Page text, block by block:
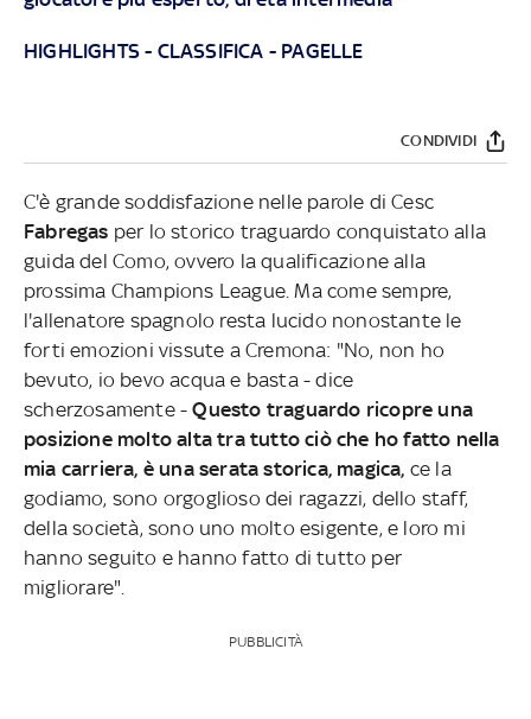
HIGHLIGHTS - CLASSIFICA - PAGELLE
CONDIVIDI
C'è grande soddisfazione nelle parole di Cesc
Fabregas per lo storico traguardo conquistato alla
guida del Como, ovvero la qualificazione alla
prossima Champions League. Ma come sempre,
l'allenatore spagnolo resta lucido nonostante le
forti emozioni vissute a Cremona: "No, non ho
bevuto, io bevo acqua e basta - dice
scherzosamente -Questo traguardo ricopre una
posizione molto alta tra tutto ciò che ho fatto nella
mia carriera, è una serata storica, magica, ce la
godiamo, sono orgoglioso dei ragazzi, dello staff,
della società, sono uno molto esigente, e loro mi
hanno seguito e hanno fatto di tutto per
migliorare".
PUBBLICITÀ